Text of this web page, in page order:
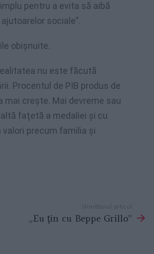
pentru a evita să aibă
sociale".
obişnuite.
nu este făcută
Procentul de PIB produs de
mai creşte. Mai devreme sau
faţetă a medaliei şi cu
valori precum familia şi
Următorul articol
„Eu ţin cu Beppe Grillo”